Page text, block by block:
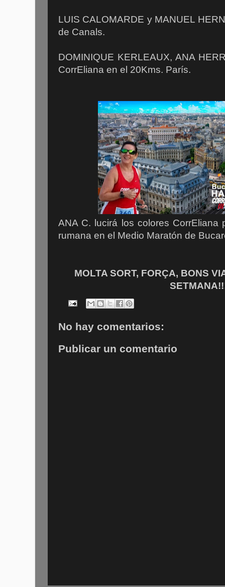
LUIS CALOMARDE y MANUEL
de Canals.
DOMINIQUE KERLEAUX, ANA
CorrEliana en el 20Kms. París.
ANA C. lucirá los colores CorrEliana
rumana en el Medio Maratón de
MOLTA SORT, FORÇA, BONS
No hay comentarios:
Publicar un comentario